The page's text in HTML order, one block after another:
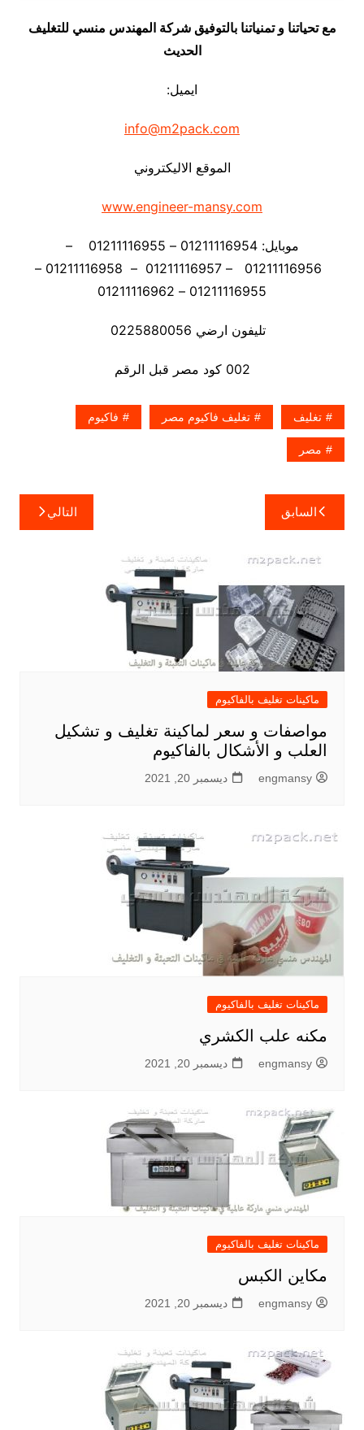
مع تحياتنا و تمنياتنا بالتوفيق شركة المهندس منسي للتغليف
الحديث
ايميل:
info@m2pack.com
الموقع الاليكتروني
www.engineer-mansy.com
موبايل: 01211116954 – 01211116955 –
01211116956 – 01211116957 – 01211116958 –
01211116955 – 01211116962
تليفون ارضي 0225880056
002 كود مصر قبل الرقم
تغليف تغليف فاكيوم مصر فاكيوم
مصر
تصفّح
المقالات
السابق التالي
ماكينات تغليف بالفاكيوم
مواصفات و سعر لماكينة تغليف و تشكيل
العلب و الأشكال بالفاكيوم
engmansy ديسمبر 20, 2021
ماكينات تغليف بالفاكيوم
مكنه علب الكشري
engmansy ديسمبر 20, 2021
ماكينات تغليف بالفاكيوم
مكاين الكبس
engmansy ديسمبر 20, 2021